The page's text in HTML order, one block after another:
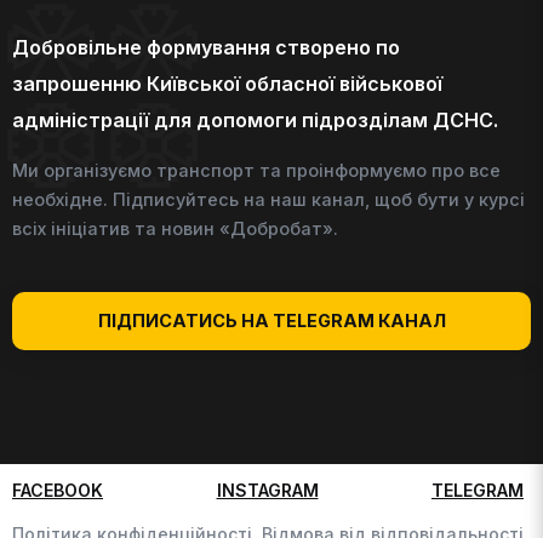
Добровільне формування створено по
запрошенню Київської обласної військової
адміністрації для допомоги підрозділам ДСНС.
Ми організуємо транспорт та проінформуємо про все
необхідне. Підписуйтесь на наш канал, щоб бути у курсі
всіх ініціатив та новин «Добробат».
ПІДПИСАТИСЬ НА TELEGRAM КАНАЛ
FACEBOOK INSTAGRAM TELEGRAM
Політика конфіденційності, Відмова від відповідальності